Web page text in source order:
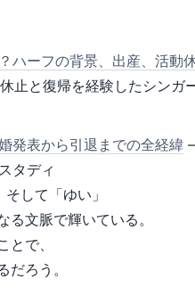
ハーフの背景、出産、活動
止と復帰を経験したシンガ
発表から引退までの全経緯
タディ
して「ゆい」
る文脈で輝いている。
とで、
ろう。